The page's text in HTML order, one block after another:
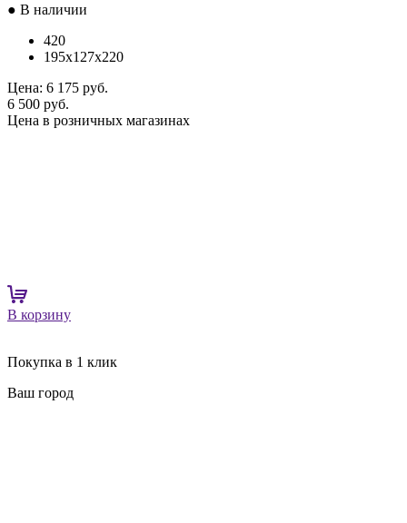
● В наличии
420
195x127x220
Цена: 6 175 руб.
6 500 руб.
Цена в розничных магазинах
В корзину
Покупка в 1 клик
Ваш город